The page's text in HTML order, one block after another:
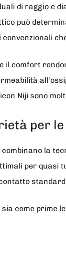
di raggio e
può
il comfort
Niji sono
per
combinano la
per quasi
come prime